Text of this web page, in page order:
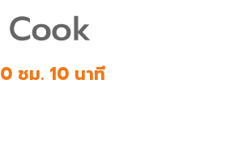
0 ชม. 10 นาที